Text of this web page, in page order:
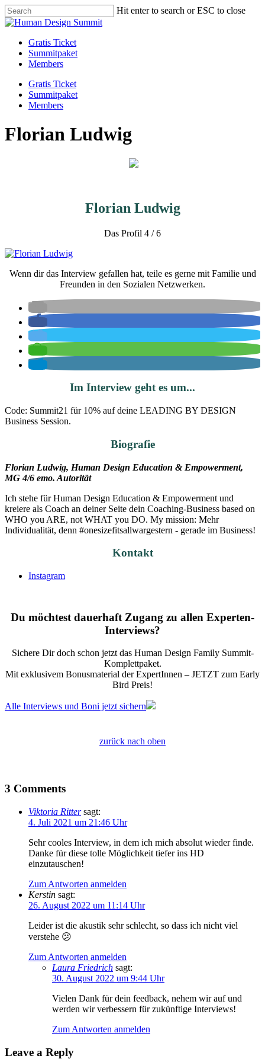
Skip
to
content
Hit enter to search or ESC to close
Close
Menu
Gratis Ticket
Summitpaket
Members
Gratis Ticket
Summitpaket
Members
Florian Ludwig
Florian Ludwig
Das Profil 4 / 6
Wenn dir das Interview gefallen hat, teile es gerne mit Familie und
Freunden in den Sozialen Netzwerken.
Im Interview geht es um...
Code: Summit21 für 10% auf deine LEADING BY DESIGN
Business Session.
Biografie
Florian Ludwig, Human Design Education & Empowerment,
MG 4/6 emo. Autorität
Ich stehe für Human Design Education & Empowerment und
kreiere als Coach an deiner Seite dein Coaching-Business based on
WHO you ARE, not WHAT you DO. My mission: Mehr
Individualität, denn #onesizefitsallwargestern - gerade im Business!
Kontakt
Instagram
Du möchtest dauerhaft Zugang zu allen Experten-
Interviews?
Sichere Dir doch schon jetzt das Human Design Family Summit-
Komplettpaket.
Mit exklusivem Bonusmaterial der ExpertInnen – JETZT zum Early
Bird Preis!
Alle Interviews und Boni jetzt sichern
zurück nach oben
3 Comments
Viktoria Ritter sagt:
4. Juli 2021 um 21:46 Uhr
Sehr cooles Interview, in dem ich mich absolut wieder finde.
Danke für diese tolle Möglichkeit tiefer ins HD
einzutauschen!
Zum Antworten anmelden
Kerstin sagt:
26. August 2022 um 11:14 Uhr
Leider ist die akustik sehr schlecht, so dass ich nicht viel
verstehe 😕
Zum Antworten anmelden
Laura Friedrich sagt:
30. August 2022 um 9:44 Uhr
Vielen Dank für dein feedback, nehem wir auf und
werden wir verbessern für zukünftige Interviews!
Zum Antworten anmelden
Leave a Reply